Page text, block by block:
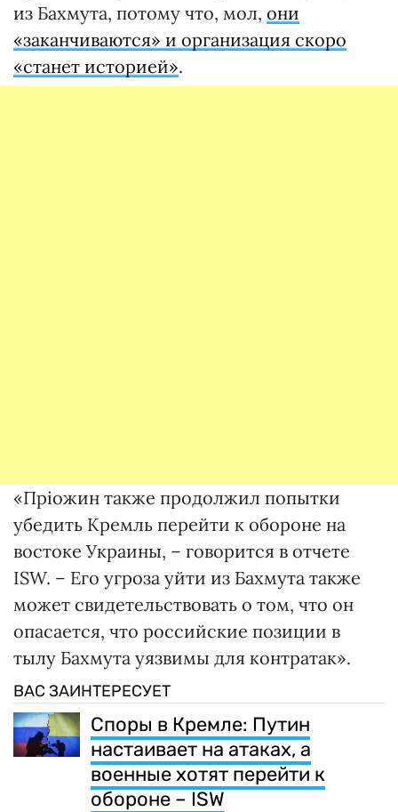
из Бахмута, потому что, мол, они
«заканчиваются» и организация скоро
«станет историей».
«Пріожин также продолжил попытки
убедить Кремль перейти к обороне на
востоке Украины, – говорится в отчете
ISW. – Его угроза уйти из Бахмута также
может свидетельствовать о том, что он
опасается, что российские позиции в
тылу Бахмута уязвимы для контратак».
ВАС ЗАИНТЕРЕСУЕТ
Споры в Кремле: Путин
настаивает на атаках, а
военные хотят перейти к
обороне – ISW